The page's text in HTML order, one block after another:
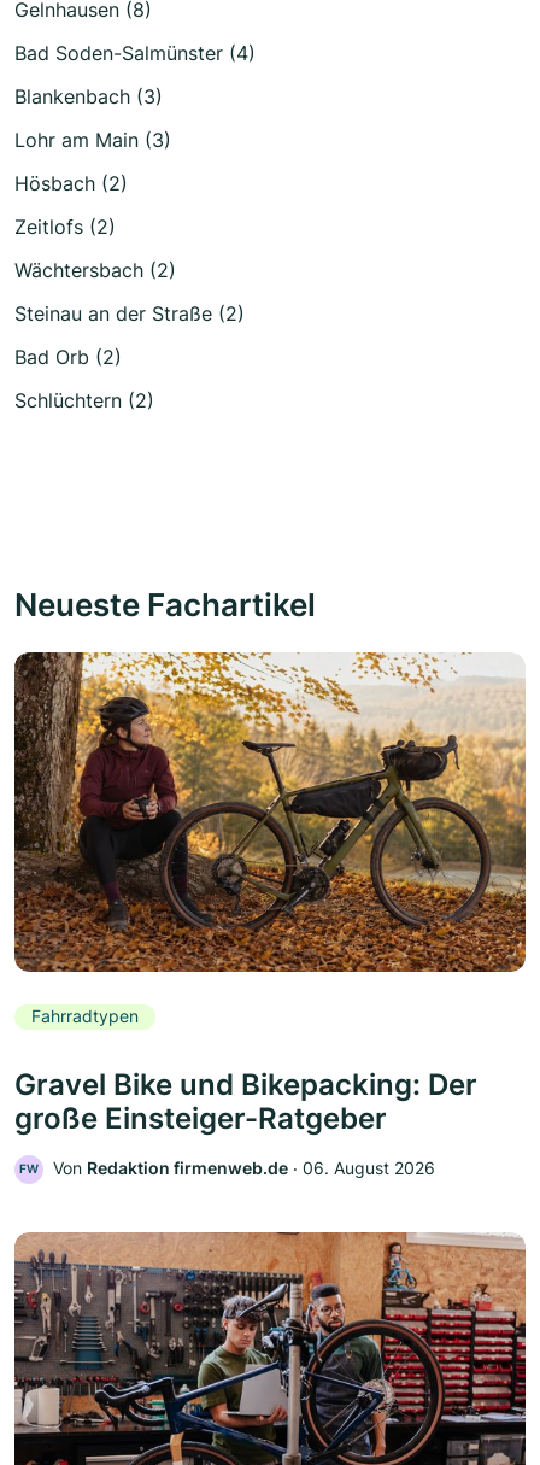
Gelnhausen (8)
Bad Soden-Salmünster (4)
Blankenbach (3)
Lohr am Main (3)
Hösbach (2)
Zeitlofs (2)
Wächtersbach (2)
Steinau an der Straße (2)
Bad Orb (2)
Schlüchtern (2)
Neueste Fachartikel
Fahrradtypen
Gravel Bike und Bikepacking: Der
große Einsteiger-Ratgeber
FW Von Redaktion firmenweb.de ‧ 06. August 2026